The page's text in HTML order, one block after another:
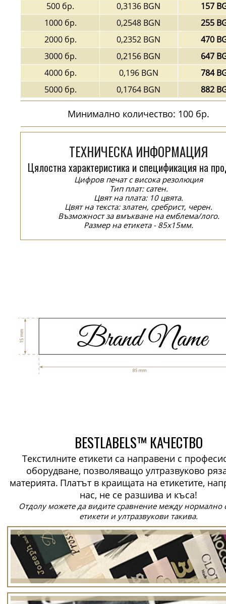
500 бр.
0,3136 BGN
157
1000 бр.
0,2548 BGN
255
2000 бр.
0,2352 BGN
470
3000 бр.
0,2156 BGN
647
4000 бр.
0,196 BGN
784
5000 бр.
0,1764 BGN 882
Минимално количество: 100 бр.
ТЕХНИЧЕСКА ИНФОРМАЦИЯ
Цялостна характеристика и спецификация на
Цифров печат с висока резолюция
Тип плат: сатен.
Цвят на плата: 10 цвята.
Цвят на текста: златен, сребрист, черен.
Възможност за вмъкване на емблема/лого.
Размер на етикета - 85x15мм.
BESTLABELS™ КАЧЕСТВО
Текстилните етикети са направени с
оборудване, позволяващо ултразвуково
материята. Платът в краищата на етикетите,
нас, не се разшива и къса!
Отдолу можете да видите сравнение между нормално
етикети и ултразвукови такива.